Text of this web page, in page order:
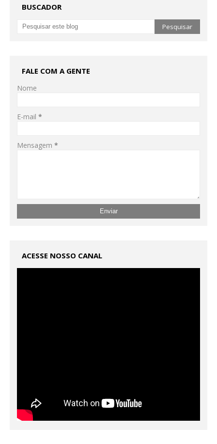
BUSCADOR
FALE COM A GENTE
Nome
E-mail *
Mensagem *
ACESSE NOSSO CANAL